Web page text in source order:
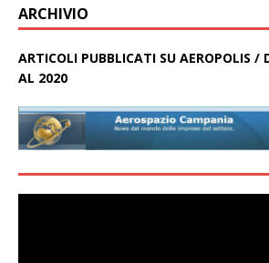
ARCHIVIO
ARTICOLI PUBBLICATI SU AEROPOLIS /
AL 2020